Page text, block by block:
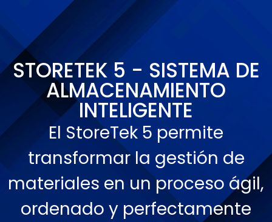
STORETEK 5 - SISTEMA DE
ALMACENAMIENTO
INTELIGENTE
El StoreTek 5 permite
transformar la gestión de
materiales en un proceso ágil,
ordenado y perfectamente